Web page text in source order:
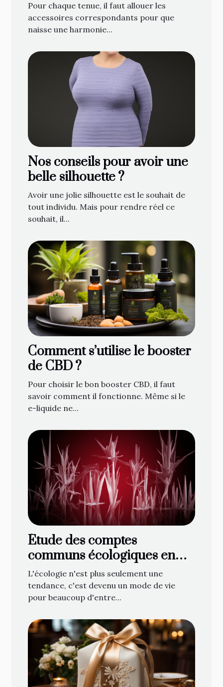
Pour chaque tenue, il faut allouer les
accessoires correspondants pour que
naisse une harmonie...
Nos conseils pour avoir une
belle silhouette ?
Avoir une jolie silhouette est le souhait de
tout individu. Mais pour rendre réel ce
souhait, il...
Comment s’utilise le booster
de CBD ?
Pour choisir le bon booster CBD, il faut
savoir comment il fonctionne. Même si le
e-liquide ne...
Étude des comptes
communs écologiques en
ligne : une nouvelle
tendance ?
L'écologie n'est plus seulement une
tendance, c'est devenu un mode de vie
pour beaucoup d'entre...